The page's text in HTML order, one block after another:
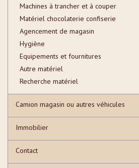
Machines à trancher et à couper
Matériel chocolaterie confiserie
Agencement de magasin
Hygiène
Equipements et fournitures
Autre matériel
Recherche matériel
Camion magasin ou autres véhicules
Immobilier
Contact